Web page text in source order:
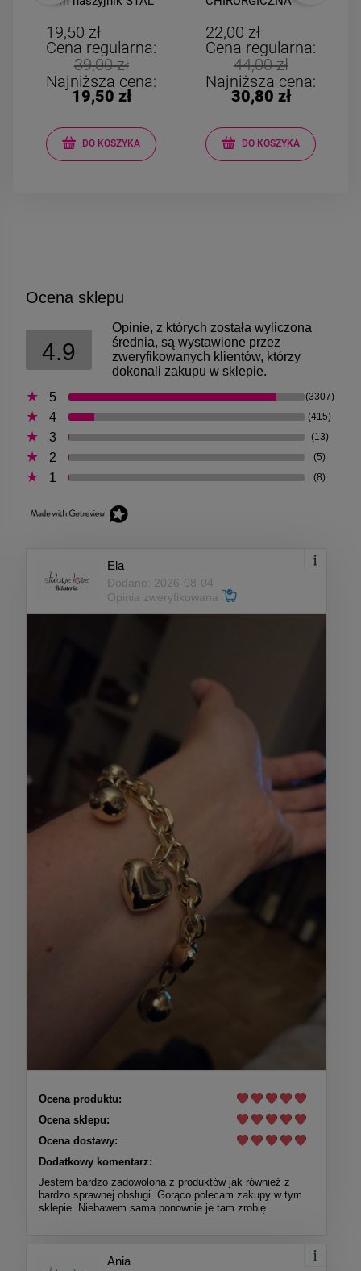
19,50 zł
Cena regularna:
39,00 zł
Najniższa cena:
19,50 zł
DO KOSZYKA
cyrkonie
22,00 zł
Cena regularna:
44,00 zł
Najniższa cena:
30,80 zł
DO KOSZYKA
Ocena sklepu
4.9
Opinie, z których została wyliczona
średnia, są wystawione przez
zweryfikowanych klientów, którzy
dokonali zakupu w sklepie.
5
(3307)
4 (415)
3 (13)
2 (5)
1 (8)
Ela
Dodano: 2026-08-04
Opinia zweryfikowana
Ocena produktu:
Ocena sklepu:
Ocena dostawy:
Dodatkowy komentarz:
Jestem bardzo zadowolona z produktów jak również z
bardzo sprawnej obsługi. Gorąco polecam zakupy w tym
sklepie. Niebawem sama ponownie je tam zrobię.
Ania